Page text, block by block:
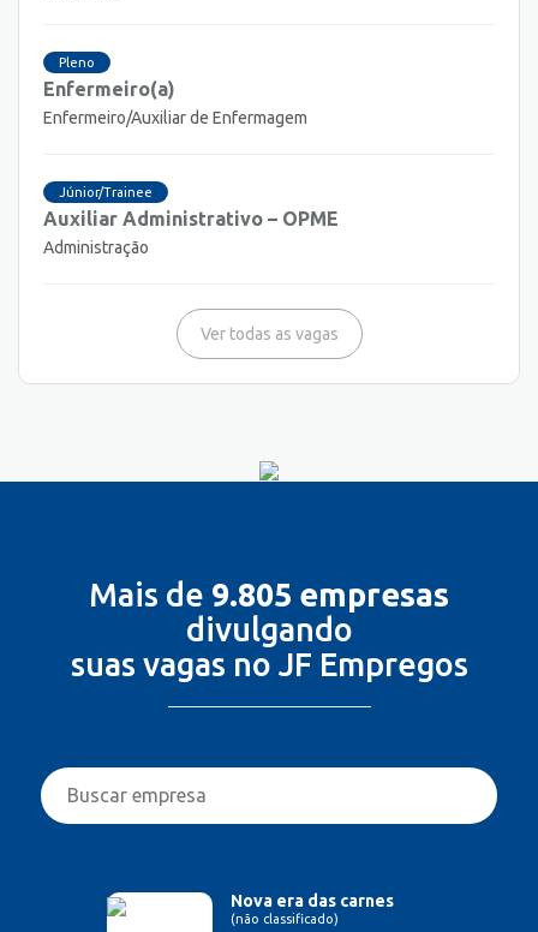
Pleno
Enfermeiro(a)
Enfermeiro/Auxiliar de Enfermagem
Júnior/Trainee
Auxiliar Administrativo – OPME
Administração
Ver todas as vagas
Mais de 9.805 empresas
divulgando
suas vagas no JF Empregos
Nova era das carnes
(não classificado)